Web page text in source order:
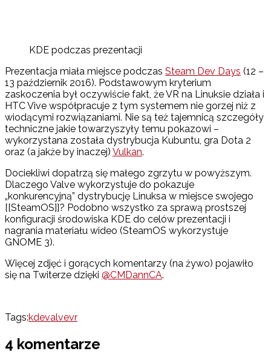
KDE podczas prezentacji
Prezentacja miała miejsce podczas Steam Dev Days (12 –
13 październik 2016). Podstawowym kryterium
zaskoczenia był oczywiście fakt, że VR na Linuksie działa i
HTC Vive współpracuje z tym systemem nie gorzej niż z
wiodącymi rozwiązaniami. Nie są też tajemnicą szczegóły
techniczne jakie towarzyszyły temu pokazowi –
wykorzystana została dystrybucja Kubuntu, gra Dota 2
oraz (a jakże by inaczej) Vulkan.
Dociekliwi dopatrzą się małego zgrzytu w powyższym.
Dlaczego Valve wykorzystuje do pokazuje
„konkurencyjną” dystrybucję Linuksa w miejsce swojego
[[SteamOS]]? Podobno wszystko za sprawą prostszej
konfiguracji środowiska KDE do celów prezentacji i
nagrania materiału wideo (SteamOS wykorzystuje
GNOME 3).
Więcej zdjęć i gorących komentarzy (na żywo) pojawiło
się na Twiterze dzięki @CMDannCA.
Tags:kdevalvevr
4 komentarze